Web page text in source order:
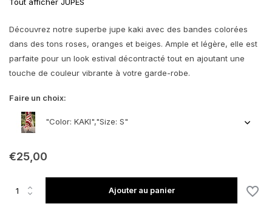
Découvrez notre superbe jupe kaki avec des bandes colorées
dans des tons roses, oranges et beiges. Ample et légère, elle est
parfaite pour un look estival décontracté tout en ajoutant une
touche de couleur vibrante à votre garde-robe.
Faire un choix:
"Color: KAKI","Size: S"
€25,00
Ajouter au panier